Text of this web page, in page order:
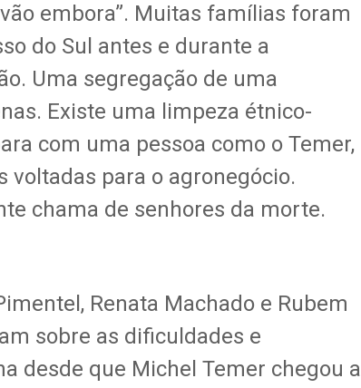
embora”. Muitas famílias foram
do Sul antes e durante a
Uma segregação de uma
Existe uma limpeza étnico-
com uma pessoa como o Temer,
voltadas para o agronegócio.
chama de senhores da morte.
Renata Machado e Rubem
sobre as dificuldades e
desde que Michel Temer chegou a